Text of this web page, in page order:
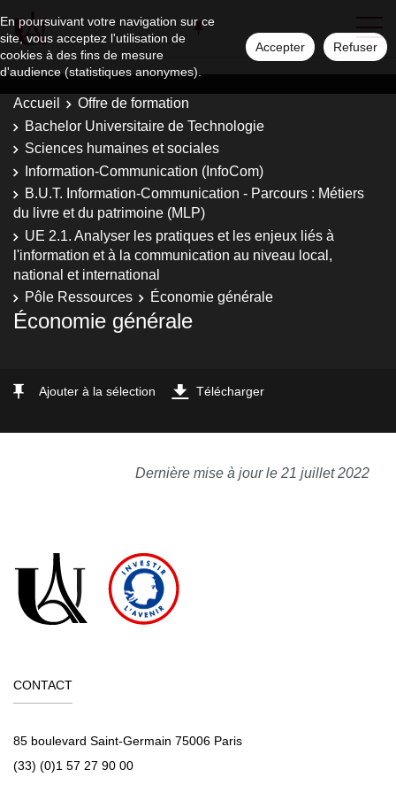
En poursuivant votre navigation sur ce
site, vous acceptez l'utilisation de
cookies à des fins de mesure
d'audience (statistiques anonymes).
Accepter Refuser
Accueil
Offre de formation
Bachelor Universitaire de Technologie
Sciences humaines et sociales
Information-Communication (InfoCom)
B.U.T. Information-Communication - Parcours : Métiers
du livre et du patrimoine (MLP)
UE 2.1. Analyser les pratiques et les enjeux liés à
l'information et à la communication au niveau local,
national et international
Pôle Ressources
Économie générale
Économie générale
Ajouter à la sélection Télécharger
Dernière mise à jour le 21 juillet 2022
CONTACT
85 boulevard Saint-Germain 75006 Paris
(33) (0)1 57 27 90 00